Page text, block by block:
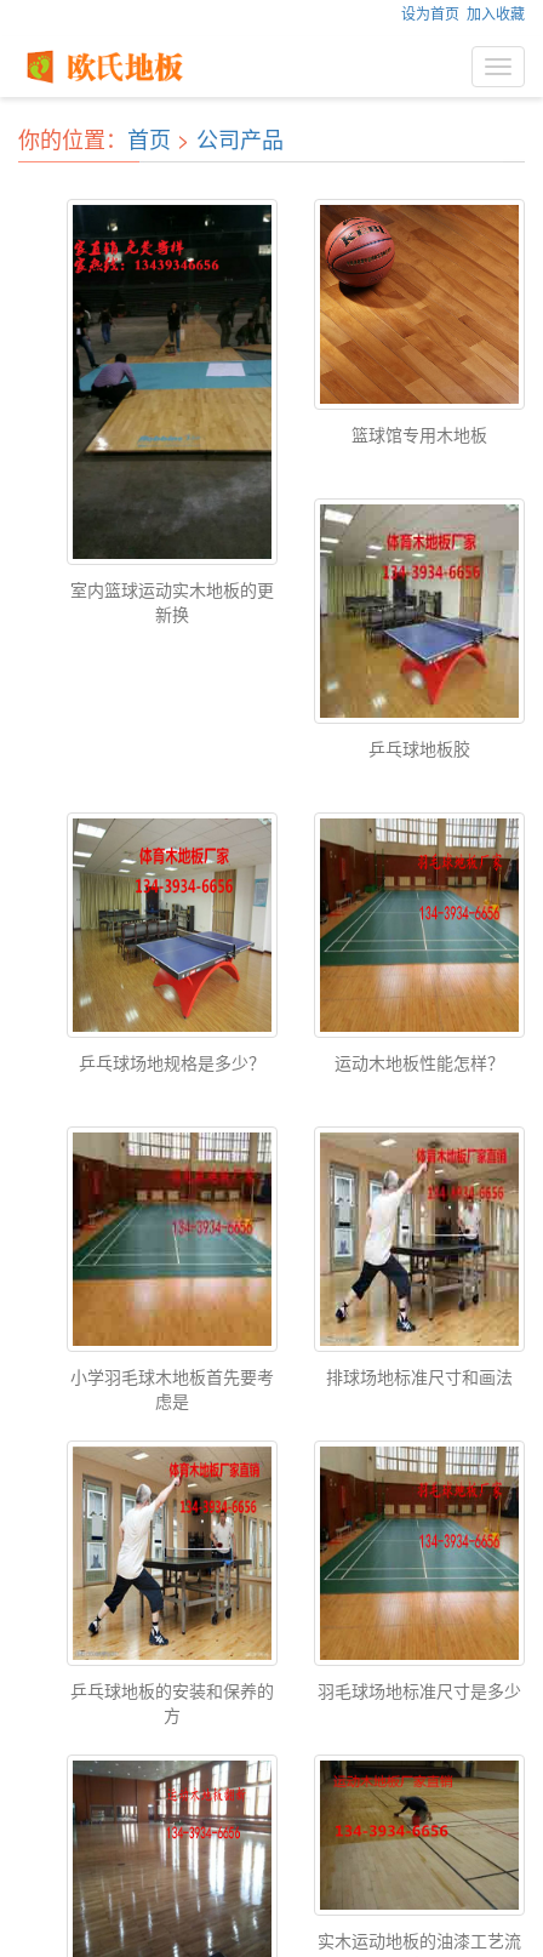
设为首页 加入收藏
你的位置： 首页 > 公司产品
室内篮球运动实木地板的更
新换
篮球馆专用木地板
乒乓球地板胶
乒乓球场地规格是多少？ 运动木地板性能怎样？
小学羽毛球木地板首先要考
虑是
排球场地标准尺寸和画法
乒乓球地板的安装和保养的
方
羽毛球场地标准尺寸是多少
实木运动地板的油漆工艺流